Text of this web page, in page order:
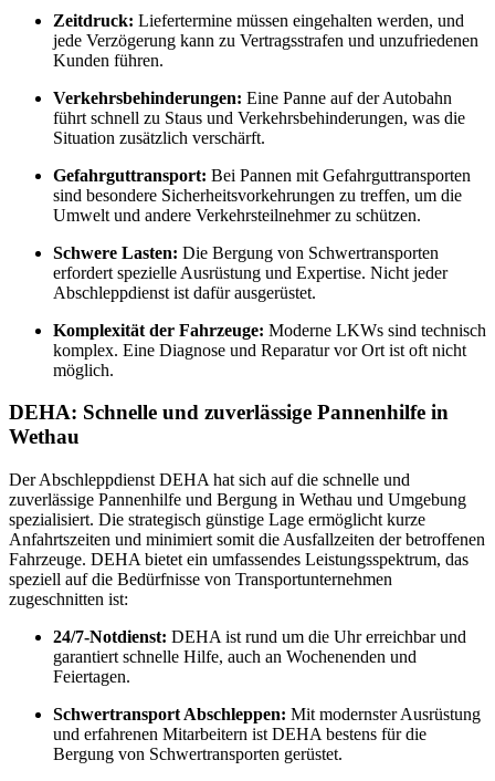
Zeitdruck: Liefertermine müssen eingehalten werden, und
jede Verzögerung kann zu Vertragsstrafen und unzufriedenen
Kunden führen.
Verkehrsbehinderungen: Eine Panne auf der Autobahn
führt schnell zu Staus und Verkehrsbehinderungen, was die
Situation zusätzlich verschärft.
Gefahrguttransport: Bei Pannen mit Gefahrguttransporten
sind besondere Sicherheitsvorkehrungen zu treffen, um die
Umwelt und andere Verkehrsteilnehmer zu schützen.
Schwere Lasten: Die Bergung von Schwertransporten
erfordert spezielle Ausrüstung und Expertise. Nicht jeder
Abschleppdienst ist dafür ausgerüstet.
Komplexität der Fahrzeuge: Moderne LKWs sind technisch
komplex. Eine Diagnose und Reparatur vor Ort ist oft nicht
möglich.
DEHA: Schnelle und zuverlässige Pannenhilfe in
Wethau
Der Abschleppdienst DEHA hat sich auf die schnelle und
zuverlässige Pannenhilfe und Bergung in Wethau und Umgebung
spezialisiert. Die strategisch günstige Lage ermöglicht kurze
Anfahrtszeiten und minimiert somit die Ausfallzeiten der betroffenen
Fahrzeuge. DEHA bietet ein umfassendes Leistungsspektrum, das
speziell auf die Bedürfnisse von Transportunternehmen
zugeschnitten ist:
24/7-Notdienst: DEHA ist rund um die Uhr erreichbar und
garantiert schnelle Hilfe, auch an Wochenenden und
Feiertagen.
Schwertransport Abschleppen: Mit modernster Ausrüstung
und erfahrenen Mitarbeitern ist DEHA bestens für die
Bergung von Schwertransporten gerüstet.